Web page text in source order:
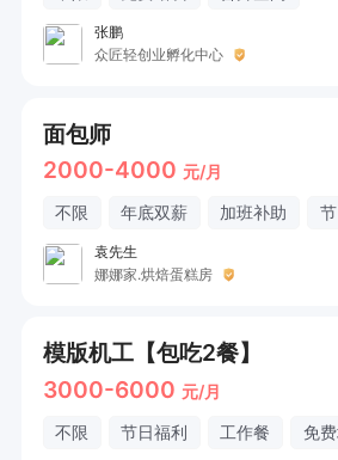
张鹏
众匠轻创业孵化中心
面包师
2000-4000 元/月
不限 年底双薪 加班补助
袁先生
娜娜家.烘焙蛋糕房
模版机工【包吃2餐】
3000-6000 元/月
不限 节日福利 工作餐 免